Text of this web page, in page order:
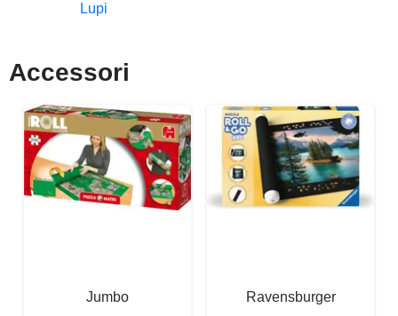
Lupi
Accessori
Jumbo
Ravensburger